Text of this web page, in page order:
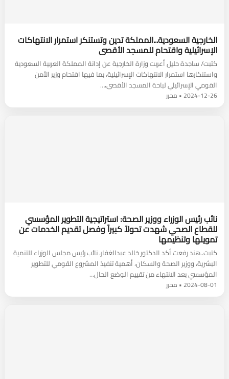
الخارجية السعودية...المملكة تدين وتستنكر استمرار الانتهاكات
الإسرائيلية واقتحام للمسجد الأقصى
كتبت/ ساجدة خليل أعربت وزارة الخارجية عن إدانة المملكة العربية السعودية
واستنكارها استمرار الانتهاكات الإسرائيلية، بما فيها اقتحام وزير الأمن
القومي الإسرائيلي لباحة المسجد الأقصى،…
2024-12-26 • محرر
نائب رئيس الوزراء ووزير الصحة: استراتيجية التطوير المؤسسي
للقطاع الصحي شهدت تحولاً كبيراً وفصل تقديم الخدمات عن
تمويلها وتنظيمها
كتبت..هند رفعت أكد الدكتور خالد عبدالغفار، نائب رئيس مجلس الوزراء للتنمية
البشرية، ووزير الصحة والسكان، أهمية تنفيذ المشروع القومي للتطوير
المؤسسي بعد الانتهاء من تقييم الوضع الحال…
2024-08-01 • محرر